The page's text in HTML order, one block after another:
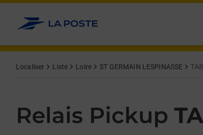
Allez au contenu
Localiser Liste Loire ST GERMAIN LESPINASSE
Relais Pickup
Day of the WeekHours
Get directions to Relais Pickup at 131 RUE DE L
lien s'ouvre dans un nouvel onglet